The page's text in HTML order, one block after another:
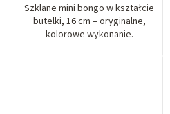
Szklane mini bongo w kształcie
butelki, 16 cm – oryginalne,
kolorowe wykonanie.